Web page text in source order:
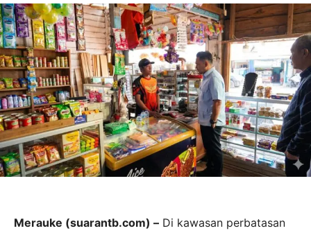
Merauke (suarantb.com) – Di kawasan perbatasan